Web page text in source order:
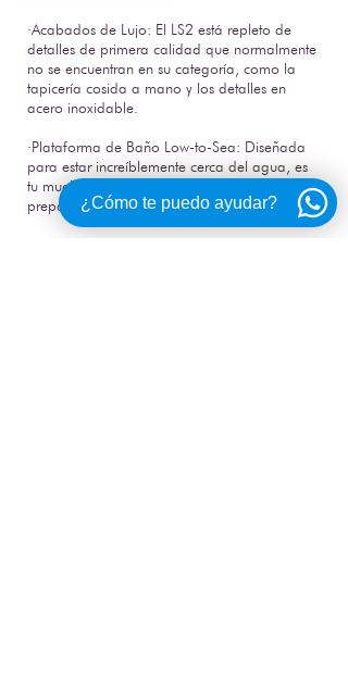
·Acabados de Lujo: El LS2 está repleto de
detalles de primera calidad que normalmente
no se encuentran en su categoría, como la
tapicería cosida a mano y los detalles en
acero inoxidable.
·Plataforma de Baño Low-to-Sea: Diseñada
para estar increíblemente cerca del agua, es
tu muelle privado para nadar, relajarte o
prepararte para una sesión de esquí acuático.
¿Cómo te puedo ayudar?